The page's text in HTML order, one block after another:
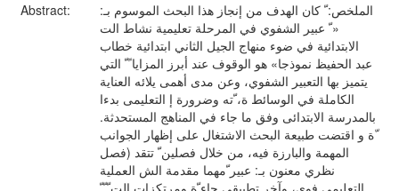
Abstract:
الملخص: ّ كان الهدف من إنجاز هذا البحث الموسوم بـ:
« ّ عبیر الشفوي في المرحلة تعلیمیة نشاط الت
الابتدائیة في ضوء منهاج الجیل الثاني ابتدائیة خطاب
عبد الحفیظ نموذجا» هو الوقوف عند أبرز المزایا ً ّ التي
یتمیز بها التعبیر الشفوي، وعن مدى أهمی یلائه العنایة
الكاملة في الوسائط ة، ّته وضرورة إ التعلیمی بدءا
بالمدرسة الابتدائی وفق ما جاء في المناهج المستحدثة.
ّة و اقتضت طبیعة البحث الاشتغال على إظهار الجوانب
المهمة والبارزة فیه، من خلال فصلین ّ تتقد (فصل
نظري معنون بـ: عبیر ّمهما مقدمة الش العملیة
التعلیمی فوي، وآخر تطبیقي جاء ّة ومرتكزات الت ّ ّ ّ